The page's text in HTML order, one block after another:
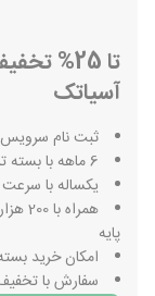
تا 25%
آسیاتک
ثبت نام سرویس
6 ماهه با بسته ترافیک 2000 گیگ به قیمت 1.5 میلیون تومان
یکساله با سرعت 8 مگابیت و 3000 گیگابایت فقط 2.75 میلیون
پایه
امکان خرید بسته
سفارش با